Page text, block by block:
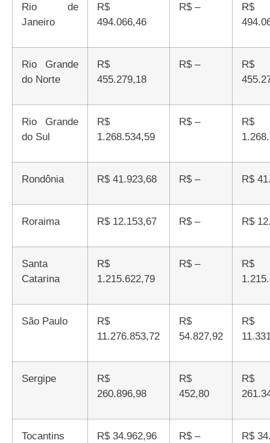
Rio de
Janeiro
R$
494.066,46
R$ –
R$
Rio Grande
do Norte
R$
455.279,18
R$ –
R$
Rio Grande
do Sul
R$
1.268.534,59
R$ –
R$
Rondônia R$ 41.923,68 R$ – R$
Roraima R$ 12.153,67 R$ – R$
Santa
Catarina
R$
1.215.622,79
R$ –
R$
São Paulo
R$
11.276.853,72
R$
54.827,92
R$
Sergipe
R$
260.896,98
R$
452,80
R$
Tocantins R$ 34.962,96 R$ – R$